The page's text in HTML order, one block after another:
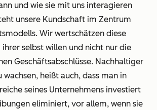
und wie sie mit uns interagieren
unsere Kundschaft im Zentrum
Wir wertschätzen diese
ihrer selbst willen und nicht nur die
Geschäftsabschlüsse. Nachhaltiger
heißt auch, dass man in
seines Unternehmens investiert
eliminiert, vor allem, wenn sie